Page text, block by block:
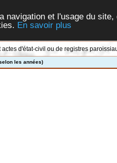
navigation et l'usage du
En savoir plus
d'état-civil ou de registres
les années)